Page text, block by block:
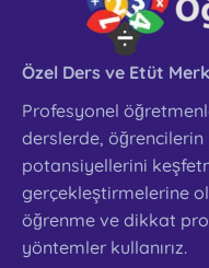
Özel Ders ve Etüt
Profesyonel
derslerde, öğrencilerin
potansiyellerini
gerçekleştirmelerine
öğrenme ve dikkat
yöntemler kullanırız.